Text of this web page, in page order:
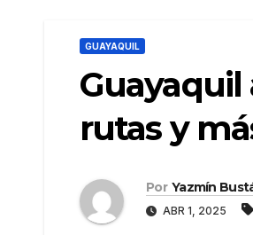
GUAYAQUIL
Guayaquil
rutas y
Por Yazmín
ABR 1, 2025